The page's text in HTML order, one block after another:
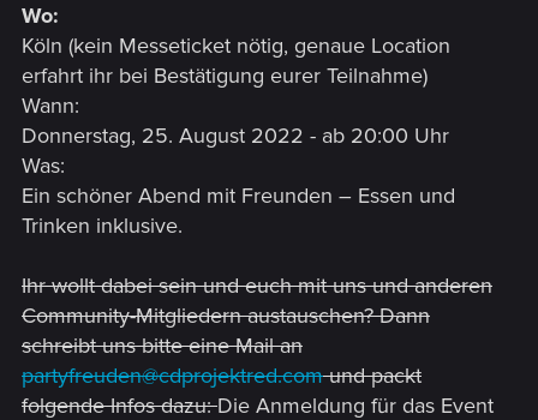
Wo:
Köln (kein Messeticket nötig, genaue Location
erfahrt ihr bei Bestätigung eurer Teilnahme)
Wann:
Donnerstag, 25. August 2022 - ab 20:00 Uhr
Was:
Ein schöner Abend mit Freunden – Essen und
Trinken inklusive.
Ihr wollt dabei sein und euch mit uns und anderen
Community-Mitgliedern austauschen? Dann
schreibt uns bitte eine Mail an
partyfreuden@cdprojektred.comund packt
folgende Infos dazu:Die Anmeldung für das Event